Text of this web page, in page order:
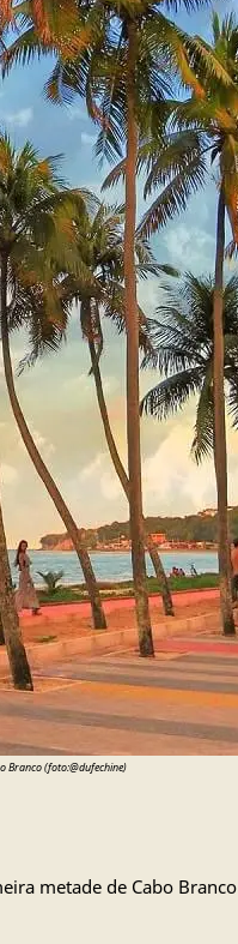
Branco (foto:@dufechine)
metade de Cabo